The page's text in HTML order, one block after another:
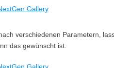
verschiedenen Parametern,
das gewünscht ist.